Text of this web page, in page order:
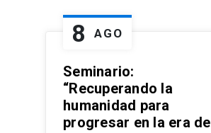
8 AGO
Seminario:
“Recuperando la
humanidad para
progresar en la era de